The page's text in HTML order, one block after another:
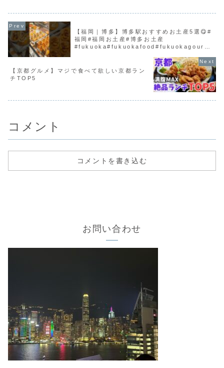
【福岡｜博多】博多駅おすすめお土産5選😋#
福岡#福岡お土産#博多お土産
#fukuoka#fukuokafood#fukuokagourm
【京都グルメ】マジで食べて欲しい京都ラン
チTOP5
コメント
コメントを書き込む
お問い合わせ